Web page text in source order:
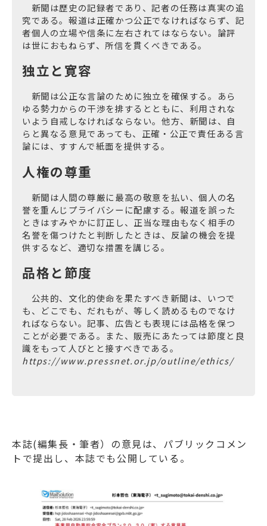
新聞は歴史の記録者であり、記者の任務は真実の追
究である。報道は正確かつ公正でなければならず、記
者個人の立場や信条に左右されてはならない。論評
は世におもねらず、所信を貫くべきである。
独立と寛容
新聞は公正な言論のために独立を確保する。あら
ゆる勢力からの干渉を排するとともに、利用されな
いよう自戒しなければならない。他方、新聞は、自
らと異なる意見であっても、正確・公正で責任ある言
論には、すすんで紙面を提供する。
人権の尊重
新聞は人間の尊厳に最高の敬意を払い、個人の名
誉を重んじプライバシーに配慮する。報道を誤った
ときはすみやかに訂正し、正当な理由もなく相手の
名誉を傷つけたと判断したときは、反論の機会を提
供するなど、適切な措置を講じる。
品格と節度
公共的、文化的使命を果たすべき新聞は、いつで
も、どこでも、だれもが、等しく読めるものでなけ
ればならない。記事、広告とも表現には品格を保つ
ことが必要である。また、販売にあたっては節度と良
識をもって人びとと接すべきである。
https://www.pressnet.or.jp/outline/ethics/
本誌(編集長・筆者）の意見は、パブリックコメン
トで提出し、本誌でも公開している。